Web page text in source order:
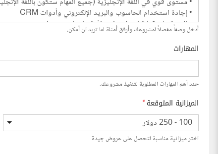
أدخل وصفاً مفصلاً لمشروعك وأرفق أمثلة لما تريد ان أمكن.
المهارات
حدد أهم المهارات المطلوبة لتنفيذ مشروعك.
الميزانية المتوقعة*
100 - 250 دولار
اختر ميزانية مناسبة لتحصل على عروض جيدة